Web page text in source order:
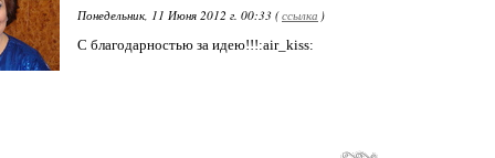
Понедельник, 11 Июня 2012 г. 00:33 (ссылка )
С благодарностью за идею!!!:air_kiss: